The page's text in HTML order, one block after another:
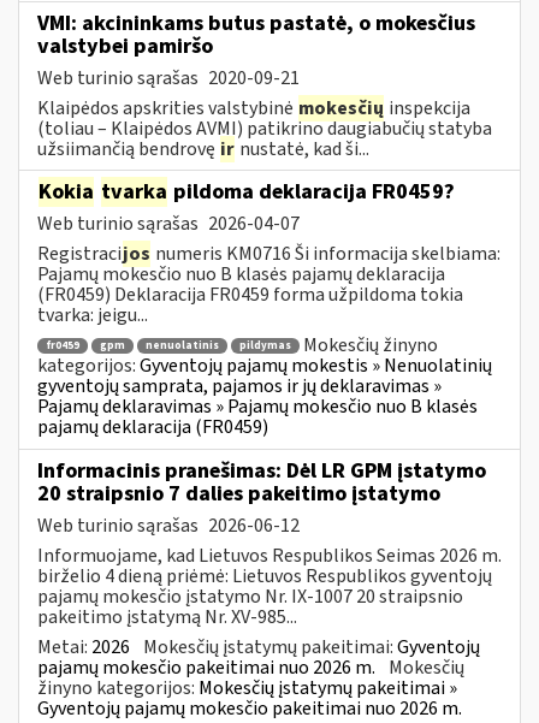
VMI: akcininkams butus pastatė, o mokesčius
valstybei pamiršo
Web turinio sąrašas 2020-09-21
Klaipėdos apskrities valstybinė mokesčių inspekcija
(toliau – Klaipėdos AVMI) patikrino daugiabučių statyba
užsiimančią bendrovę ir nustatė, kad ši...
Kokia tvarka pildoma deklaracija FR0459?
Web turinio sąrašas 2026-04-07
Registracijos numeris KM0716 Ši informacija skelbiama:
Pajamų mokesčio nuo B klasės pajamų deklaracija
(FR0459) Deklaracija FR0459 forma užpildoma tokia
tvarka: jeigu...
fr0459 gpm nenuolatinis pildymas
Mokesčių žinyno
kategorijos:Gyventojų pajamų mokestis » Nenuolatinių
gyventojų samprata, pajamos ir jų deklaravimas »
Pajamų deklaravimas » Pajamų mokesčio nuo B klasės
pajamų deklaracija (FR0459)
Informacinis pranešimas: Dėl LR GPM įstatymo
20 straipsnio 7 dalies pakeitimo įstatymo
Web turinio sąrašas 2026-06-12
Informuojame, kad Lietuvos Respublikos Seimas 2026 m.
birželio 4 dieną priėmė: Lietuvos Respublikos gyventojų
pajamų mokesčio įstatymo Nr. IX-1007 20 straipsnio
pakeitimo įstatymą Nr. XV-985...
Metai: 2026 Mokesčių įstatymų pakeitimai:Gyventojų
pajamų mokesčio pakeitimai nuo 2026 m. Mokesčių
žinyno kategorijos: Mokesčių įstatymų pakeitimai »
Gyventojų pajamų mokesčio pakeitimai nuo 2026 m.